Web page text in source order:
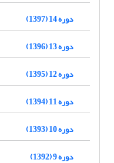
دوره 14 (1397)
دوره 13 (1396)
دوره 12 (1395)
دوره 11 (1394)
دوره 10 (1393)
دوره 9 (1392)